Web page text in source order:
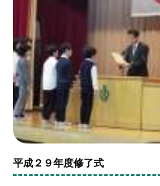
平成２９年度修了式